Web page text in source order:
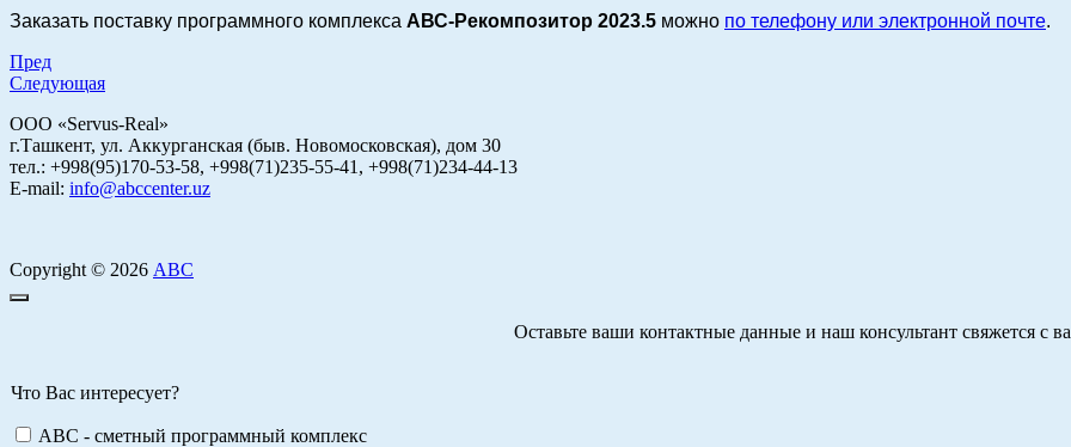
Заказать поставку программного комплекса АВС-Рекомпозитор 2023.5 можно по телефону или электронной почте.
Пред
Следующая
ООО «Servus-Real»
г.Ташкент, ул. Аккурганская (быв. Новомосковская), дом 30
тел.: +998(95)170-53-58, +998(71)235-55-41, +998(71)234-44-13
E-mail: info@abccenter.uz
Copyright © 2026 АВС
Оставьте ваши контактные данные и наш консультант свяжется с
Что Вас интересует?
ABC - сметный программный комплекс